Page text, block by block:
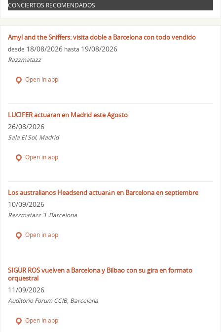
CONCIERTOS RECOMENDADOS
Amyl and the Sniffers: visita doble a Barcelona con todo vendido
desde 18/08/2026 hasta 19/08/2026
Razzmatazz
Open in app
LUCIFER actuaran en Madrid este Agosto
26/08/2026
Sala El Sol, Madrid
Open in app
Los australianos Headsend actuarán en Barcelona en septiembre
10/09/2026
Razzmatazz 3 .Barcelona
Open in app
SIGUR ROS vuelven a Barcelona y Bilbao con su gira en formato
orquestral
11/09/2026
Auditorio Forum CCIB, Barcelona
Open in app